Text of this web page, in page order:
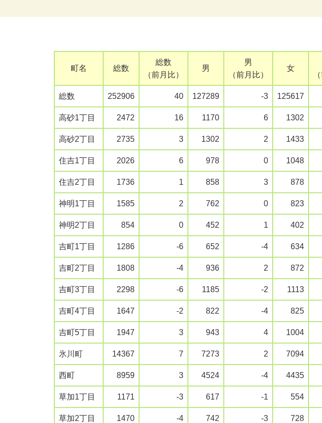
町名 総数
総数
（前月比）
男
男
（前月比）
女
総数 252906 40 127289 -3 125617
高砂1丁目 2472 16 1170 6 1302
高砂2丁目 2735 3 1302 2 1433
住吉1丁目 2026 6 978 0 1048
住吉2丁目 1736 1 858 3 878
神明1丁目 1585 2 762 0 823
神明2丁目 854 0 452 1 402
吉町1丁目 1286 -6 652 -4 634
吉町2丁目 1808 -4 936 2 872
吉町3丁目 2298 -6 1185 -2 1113
吉町4丁目 1647 -2 822 -4 825
吉町5丁目 1947 3 943 4 1004
氷川町 14367 7 7273 2 7094
西町 8959 3 4524 -4 4435
草加1丁目 1171 -3 617 -1 554
草加2丁目 1470 -4 742 -3 728